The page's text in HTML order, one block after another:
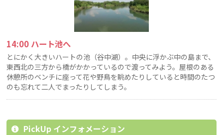
14:00 ハート池へ
とにかく大きいハートの池（谷中湖）。中央に浮かぶ中の島まで、
東西北の三方から橋がかかっているので渡ってみよう。屋根のある
休憩所のベンチに座って花や野鳥を眺めたりしていると時間のたつ
のも忘れて二人でまったりしてしまう。
PickUp インフォメーション